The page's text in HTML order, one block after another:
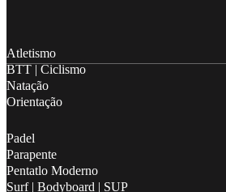
Atletismo
BTT | Ciclismo
Natação
Orientação
Padel
Parapente
Pentatlo Moderno
Surf | Bodyboard | SUP